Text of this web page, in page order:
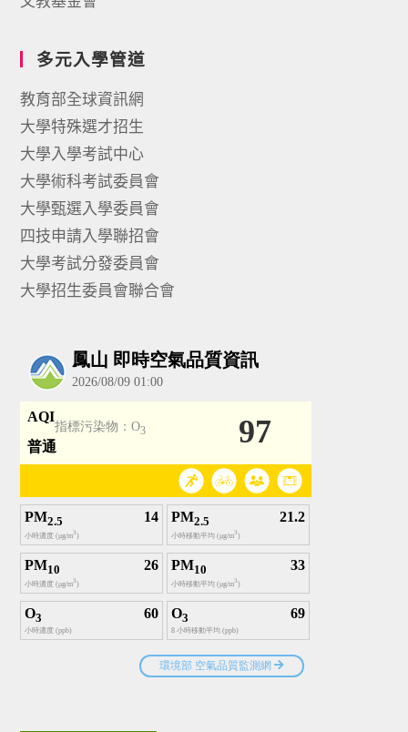
多元入學管道
教育部全球資訊網
大學特殊選才招生
大學入學考試中心
大學術科考試委員會
大學甄選入學委員會
四技申請入學聯招會
大學考試分發委員會
大學招生委員會聯合會